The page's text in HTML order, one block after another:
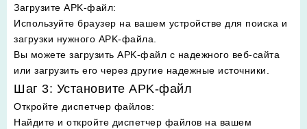
Загрузите APK-файл:
Используйте браузер на вашем устройстве для поиска и
загрузки нужного APK-файла.
Вы можете загрузить APK-файл с надежного веб-сайта
или загрузить его через другие надежные источники.
Шаг 3: Установите APK-файл
Откройте диспетчер файлов:
Найдите и откройте диспетчер файлов на вашем